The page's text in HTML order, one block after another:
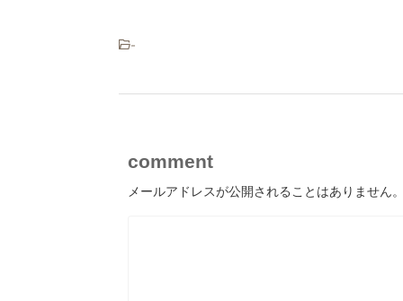
-
comment
メールアドレスが公開されることはありません